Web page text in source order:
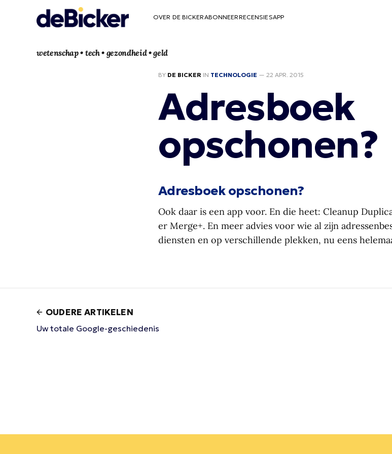
OVER DE BICKERABONNEERRECENSIESAPP
wetenschap • tech • gezondheid • geld
BY DE BICKER IN TECHNOLOGIE — 22 APR. 2015
Adresboek
opschonen?
Adresboek opschonen?
Ook daar is een app voor. En die heet: Cleanup
er Merge+. En meer advies voor wie al zijn
diensten en op verschillende plekken, nu eens
OUDERE ARTIKELEN
Uw totale Google-geschiedenis